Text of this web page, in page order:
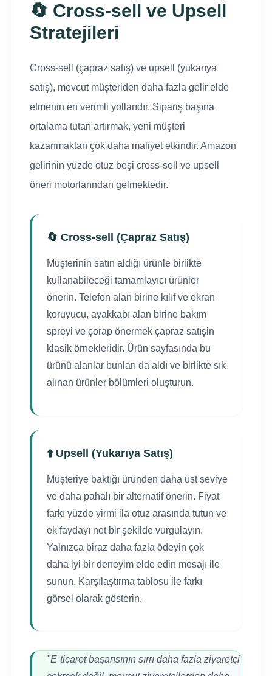
🔄 Cross-sell ve Upsell
Stratejileri
Cross-sell (çapraz satış) ve upsell (yukarıya
satış), mevcut müşteriden daha fazla gelir elde
etmenin en verimli yollarıdır. Sipariş başına
ortalama tutarı artırmak, yeni müşteri
kazanmaktan çok daha maliyet etkindir. Amazon
gelirinin yüzde otuz beşi cross-sell ve upsell
öneri motorlarından gelmektedir.
🔄 Cross-sell (Çapraz Satış)
Müşterinin satın aldığı ürünle birlikte
kullanabileceği tamamlayıcı ürünler
önerin. Telefon alan birine kılıf ve ekran
koruyucu, ayakkabı alan birine bakım
spreyi ve çorap önermek çapraz satışin
klasik örnekleridir. Ürün sayfasında bu
ürünü alanlar bunları da aldı ve birlikte sık
alınan ürünler bölümleri oluşturun.
⬆️ Upsell (Yukarıya Satış)
Müşteriye baktığı üründen daha üst seviye
ve daha pahalı bir alternatif önerin. Fiyat
farkı yüzde yirmi ila otuz arasında tutun ve
ek faydayı net bir şekilde vurgulayın.
Yalnızca biraz daha fazla ödeyin çok
daha iyi bir deneyim elde edin mesajı ile
sunun. Karşılaştırma tablosu ile farkı
görsel olarak gösterin.
"E-ticaret başarısının sırrı daha fazla ziyaretçi